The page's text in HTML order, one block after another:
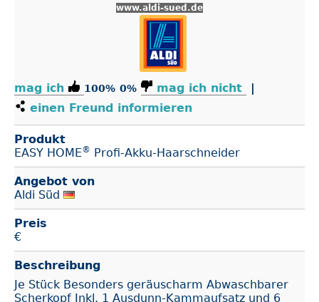
www.aldi-sued.de
mag ich 100% 0% mag ich nicht
|
einen Freund informieren
Produkt
EASY HOME® Profi-Akku-Haarschneider
Angebot von
Aldi Süd
Preis
€
Beschreibung
Je Stück Besonders geräuscharm Abwaschbarer
Scherkopf Inkl. 1 Ausdunn-Kammaufsatz und 6